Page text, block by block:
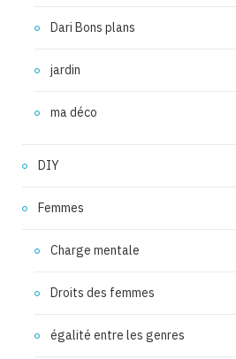
Dari Bons plans
jardin
ma déco
DIY
Femmes
Charge mentale
Droits des femmes
égalité entre les genres